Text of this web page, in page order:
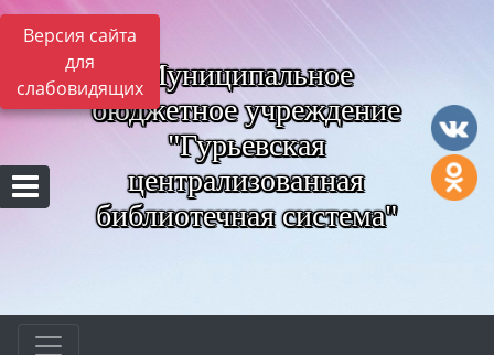
Версия сайта
для
слабовидящих Муниципальное
бюджетное учреждение
"Гурьевская
централизованная
библиотечная система"